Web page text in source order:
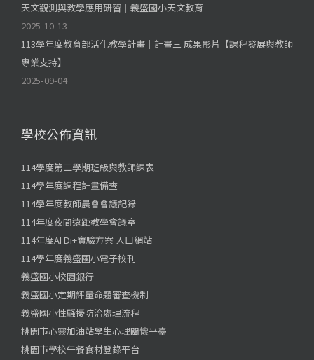
天文觀測與教學應用研習｜義盛國小天文教育
2025-10-13
113學年度教育部活化教學計畫｜計畫三 成果影片【課程發展與教師
專業支持】
2025-09-04
學校公佈資訊
114學度第二學期班級與教師課表
114學年度課程計畫備查
114學年度教師晨會會議記錄
114年度夜間遠距教學會議室
114年度AI Di+實驗方案 入口網站
114學年度義盛國小電子校刊
義盛國小校園銀行
義盛國小定期評量命題審查機制
義盛國小性騷擾防治處理流程
桃園市心靈加油站學生心理關懷平臺
桃園市學校午餐食材登錄平台